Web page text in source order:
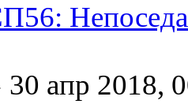
30 апр 2018,